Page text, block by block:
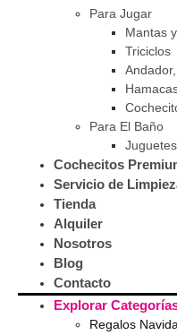
Para Jugar
Mantas
Triciclos
Para El Baño
Cochecitos
Servicio de
Tienda
Alquiler
Nosotros
Blog
Contacto
Explorar
Regalos